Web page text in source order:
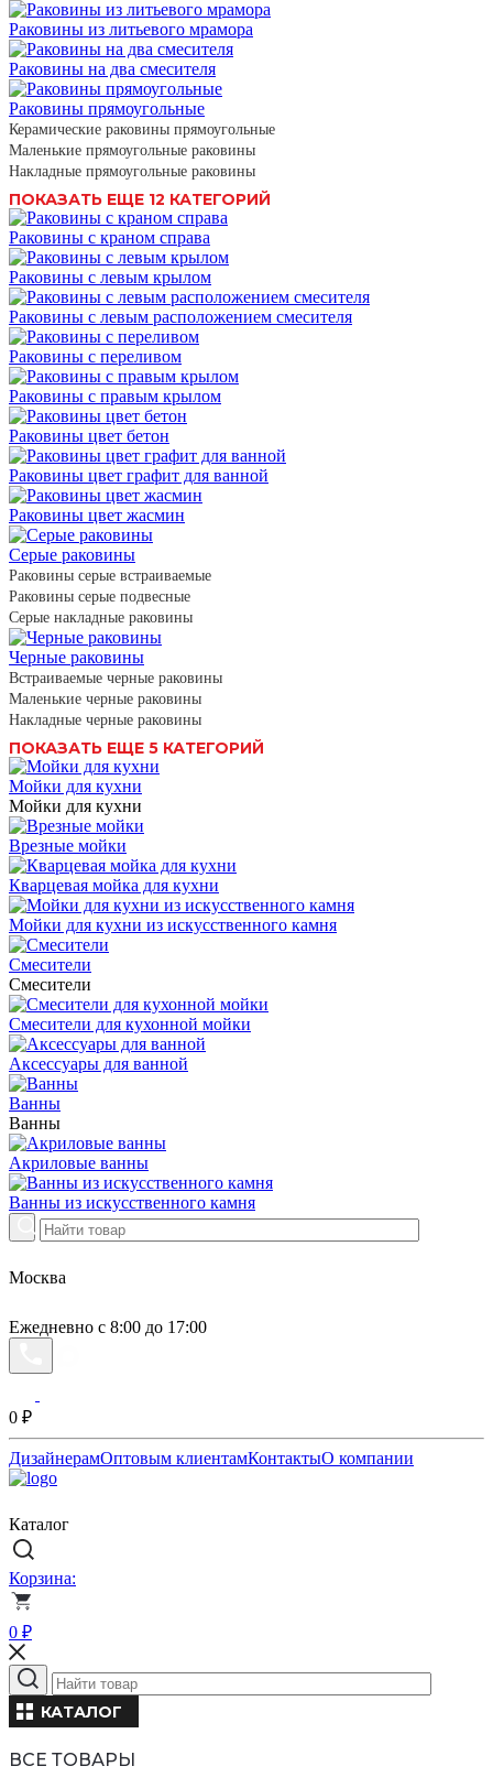
Раковины из литьевого мрамора
Раковины на два смесителя
Раковины прямоугольные
Керамические раковины прямоугольные
Маленькие прямоугольные раковины
Накладные прямоугольные раковины
ПОКАЗАТЬ ЕЩЕ 12 КАТЕГОРИЙ
Раковины с краном справа
Раковины с левым крылом
Раковины с левым расположением смесителя
Раковины с переливом
Раковины с правым крылом
Раковины цвет бетон
Раковины цвет графит для ванной
Раковины цвет жасмин
Серые раковины
Раковины серые встраиваемые
Раковины серые подвесные
Серые накладные раковины
Черные раковины
Встраиваемые черные раковины
Маленькие черные раковины
Накладные черные раковины
ПОКАЗАТЬ ЕЩЕ 5 КАТЕГОРИЙ
Мойки для кухни
Мойки для кухни
Врезные мойки
Кварцевая мойка для кухни
Мойки для кухни из искусственного камня
Смесители
Смесители
Смесители для кухонной мойки
Аксессуары для ванной
Ванны
Ванны
Акриловые ванны
Ванны из искусственного камня
Москва
Ежедневно с 8:00 до 17:00
0 ₽
ДизайнерамОптовым клиентамКонтактыО компании
Каталог
Корзина:
0 ₽
КАТАЛОГ
ВСЕ ТОВАРЫ